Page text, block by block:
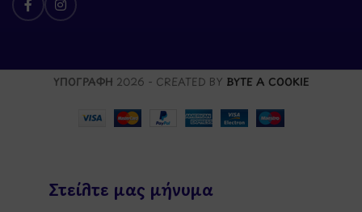
ΥΠΟΓΡΑΦΗ 2026 - CREATED BY BYTE A COOKIE
Στείλτε μας μήνυμα